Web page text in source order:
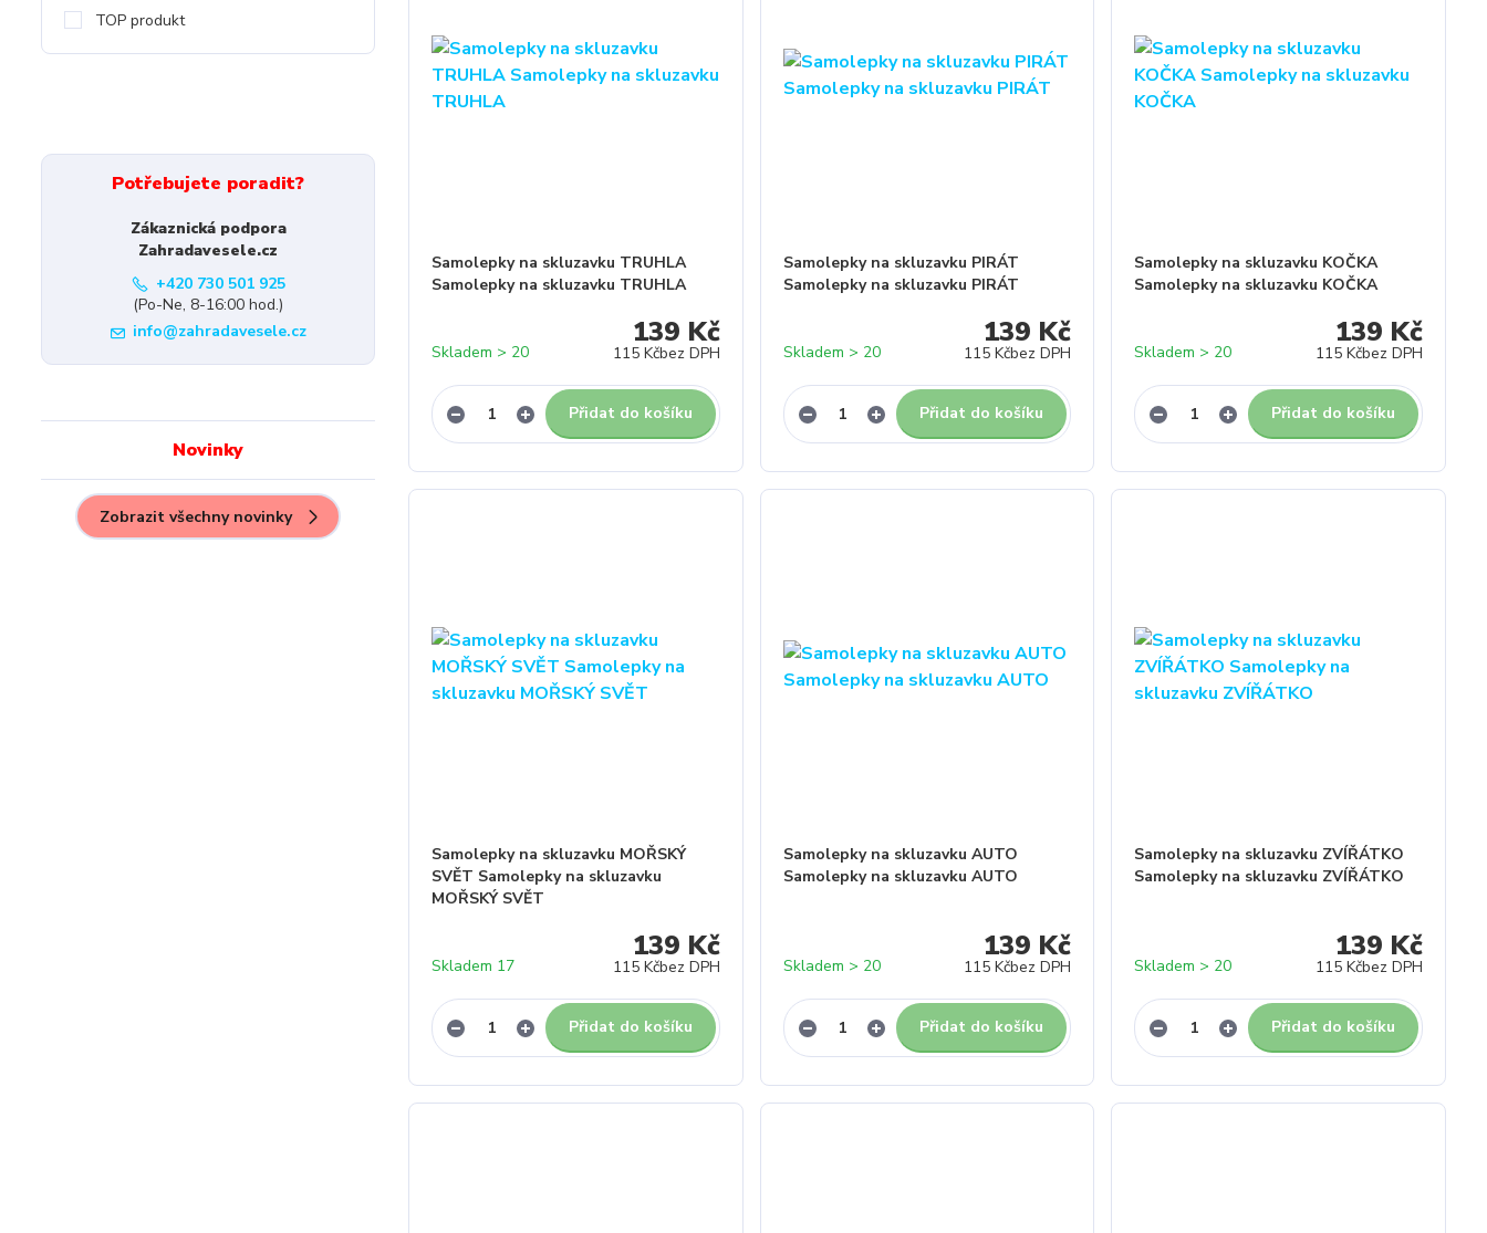
Samolepky na skluzavku TRUHLA
Samolepky na skluzavku TRUHLA
139 Kč
115 Kčbez DPH
Skladem > 20
Přidat do košíku
Samolepky na skluzavku PIRÁT
Samolepky na skluzavku PIRÁT
139 Kč
115 Kčbez DPH
Skladem > 20
Přidat do košíku
Samolepky na skluzavku KOČKA
Samolepky na skluzavku KOČKA
139 Kč
115 Kčbez DPH
Skladem > 20
Přidat do košíku
Samolepky na skluzavku MOŘSKÝ
SVĚT Samolepky na skluzavku
MOŘSKÝ SVĚT
139 Kč
115 Kčbez DPH
Skladem 17
Přidat do košíku
Samolepky na skluzavku AUTO
Samolepky na skluzavku AUTO
139 Kč
115 Kčbez DPH
Skladem > 20
Přidat do košíku
Samolepky na skluzavku ZVÍŘÁTKO
Samolepky na skluzavku ZVÍŘÁTKO
139 Kč
115 Kčbez DPH
Skladem > 20
Přidat do košíku
TOP produkt
Potřebujete poradit?
Zákaznická podpora
Zahradavesele.cz
+420 730 501 925
(Po-Ne, 8-16:00 hod.)
info@zahradavesele.cz
Novinky
Zobrazit všechny novinky